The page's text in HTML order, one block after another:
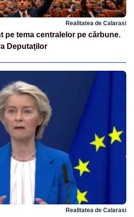
Realitatea de Calarasi
pe tema centralelor pe cărbune.
Deputaților
Realitatea de Calarasi